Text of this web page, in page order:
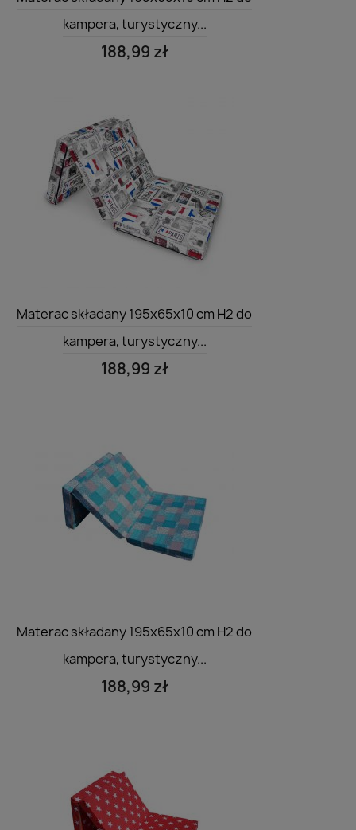
kampera, turystyczny...
188,99 zł
 Szybki podgląd
Materac składany 195x65x10 cm H2 do
kampera, turystyczny...
188,99 zł
 Szybki podgląd
Materac składany 195x65x10 cm H2 do
kampera, turystyczny...
188,99 zł